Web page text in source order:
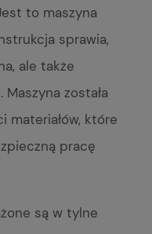
to maszyna
sprawia,
ale także
została
materiałów, które
pracę
są w tylne